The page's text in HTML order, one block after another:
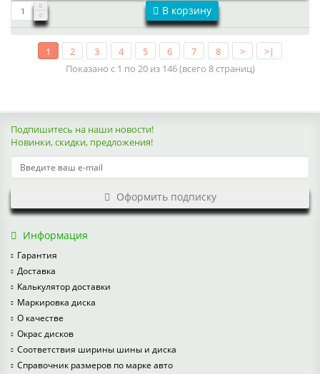
В корзину
1 2 3 4 5 6 7 8 >
>|
Показано с 1 по 20 из 146 (всего 8 страниц)
Подпишитесь на наши новости!
Новинки, скидки, предложения!
Оформить подписку
Информация
Гарантия
Доставка
Калькулятор доставки
Маркировка диска
О качестве
Окрас дисков
Соответствия ширины шины и диска
Справочник размеров по марке авто